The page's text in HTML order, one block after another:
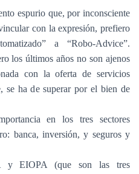
espurio que, por inconsciente
con la expresión, prefiero
a “Robo-Advice”.
los últimos años no son ajenos
con la oferta de servicios
se ha de superar por el bien de
en los tres sectores
banca, inversión, y seguros y
y EIOPA (que son las tres